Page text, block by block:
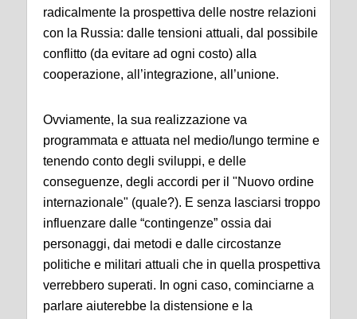
radicalmente la prospettiva delle nostre relazioni
con la Russia: dalle tensioni attuali, dal possibile
conflitto (da evitare ad ogni costo) alla
cooperazione, all’integrazione, all’unione.
Ovviamente, la sua realizzazione va
programmata e attuata nel medio/lungo termine e
tenendo conto degli sviluppi, e delle
conseguenze, degli accordi per il "Nuovo ordine
internazionale" (quale?). E senza lasciarsi troppo
influenzare dalle “contingenze” ossia dai
personaggi, dai metodi e dalle circostanze
politiche e militari attuali che in quella prospettiva
verrebbero superati. In ogni caso, cominciarne a
parlare aiuterebbe la distensione e la